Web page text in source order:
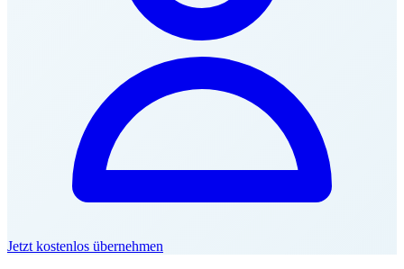
Jetzt kostenlos übernehmen